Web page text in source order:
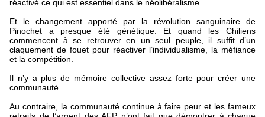
réactivé ce qui est essentiel dans le néolibéralisme.
Et le changement apporté par la révolution sanguinaire de
Pinochet a presque été génétique. Et quand les Chiliens
commencent à se retrouver en un seul peuple, il suffit d’un
claquement de fouet pour réactiver l’individualisme, la méfiance
et la compétition.
Il n’y a plus de mémoire collective assez forte pour créer une
communauté.
Au contraire, la communauté continue à faire peur et les fameux